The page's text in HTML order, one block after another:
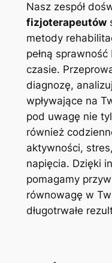
Nasz zespół
fizjoterapeutów
metody
pełną
czasie.
diagnozę,
wpływające na
pod uwagę nie
również
aktywności,
napięcia. Dzięki
pomagamy
równowagę w
długotrwałe